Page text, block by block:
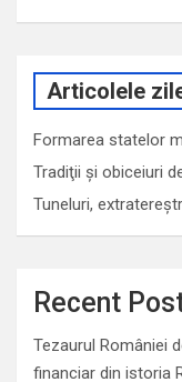
Articolele
Formarea statelor
Tradiţii şi obiceiuri
Tuneluri,
Recent
Tezaurul României
financiar din istoria